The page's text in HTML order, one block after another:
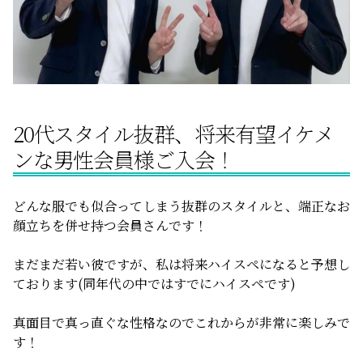
料金
サービス比較
よくある質問
20代スタイル抜群、将来有望イケメ
ンな男性会員様ご入会！
どんな服でも似合ってしまう抜群のスタイルと、端正なお
顔立ちを併せ持つ会員さんです！
まだまだ若い彼ですが、私は将来ハイスペになると予想し
ております(同年代の中ではすでにハイスペです)
真面目で真っ直ぐな性格なのでこれからが非常に楽しみで
す！